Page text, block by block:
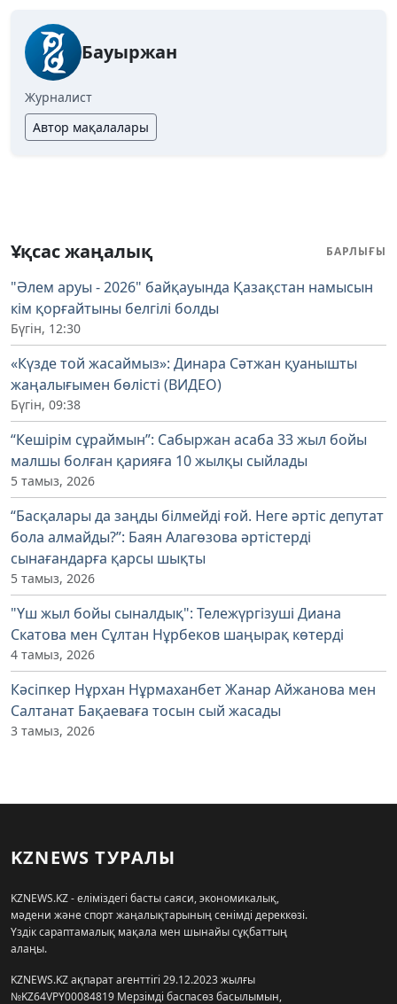
Бауыржан
Журналист
Автор мақалалары
Ұқсас жаңалық БАРЛЫҒЫ
"Әлем аруы - 2026" байқауында Қазақстан намысын
кім қорғайтыны белгілі болды
Бүгін, 12:30
«Күзде той жасаймыз»: Динара Сәтжан қуанышты
жаңалығымен бөлісті (ВИДЕО)
Бүгін, 09:38
“Кешірім сұраймын”: Сабыржан асаба 33 жыл бойы
малшы болған қарияға 10 жылқы сыйлады
5 тамыз, 2026
“Басқалары да заңды білмейді ғой. Неге әртіс депутат
бола алмайды?”: Баян Алагөзова әртістерді
сынағандарға қарсы шықты
5 тамыз, 2026
"Үш жыл бойы сыналдық": Тележүргізуші Диана
Скатова мен Сұлтан Нұрбеков шаңырақ көтерді
4 тамыз, 2026
Кәсіпкер Нұрхан Нұрмаханбет Жанар Айжанова мен
Салтанат Бақаеваға тосын сый жасады
3 тамыз, 2026
KZNEWS ТУРАЛЫ
KZNEWS.KZ - еліміздегі басты саяси, экономикалық,
мәдени және спорт жаңалықтарының сенімді дереккөзі.
Үздік сараптамалық мақала мен шынайы сұқбаттың
алаңы.
KZNEWS.KZ ақпарат агенттігі 29.12.2023 жылғы
№KZ64VPY00084819 Мерзімді баспасөз басылымын,